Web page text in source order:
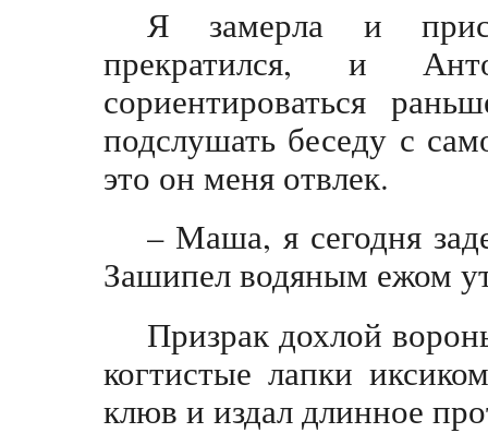
Я замерла и
прекратился, и
сориентироваться
подслушать беседу с
это он меня отвлек.
– Маша, я сегодня
Зашипел водяным ежом
Призрак дохлой
когтистые лапки
клюв и издал длинное